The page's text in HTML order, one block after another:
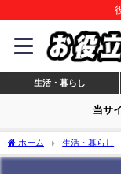
生活・暮らし
当サ
ホーム 生活・暮らし